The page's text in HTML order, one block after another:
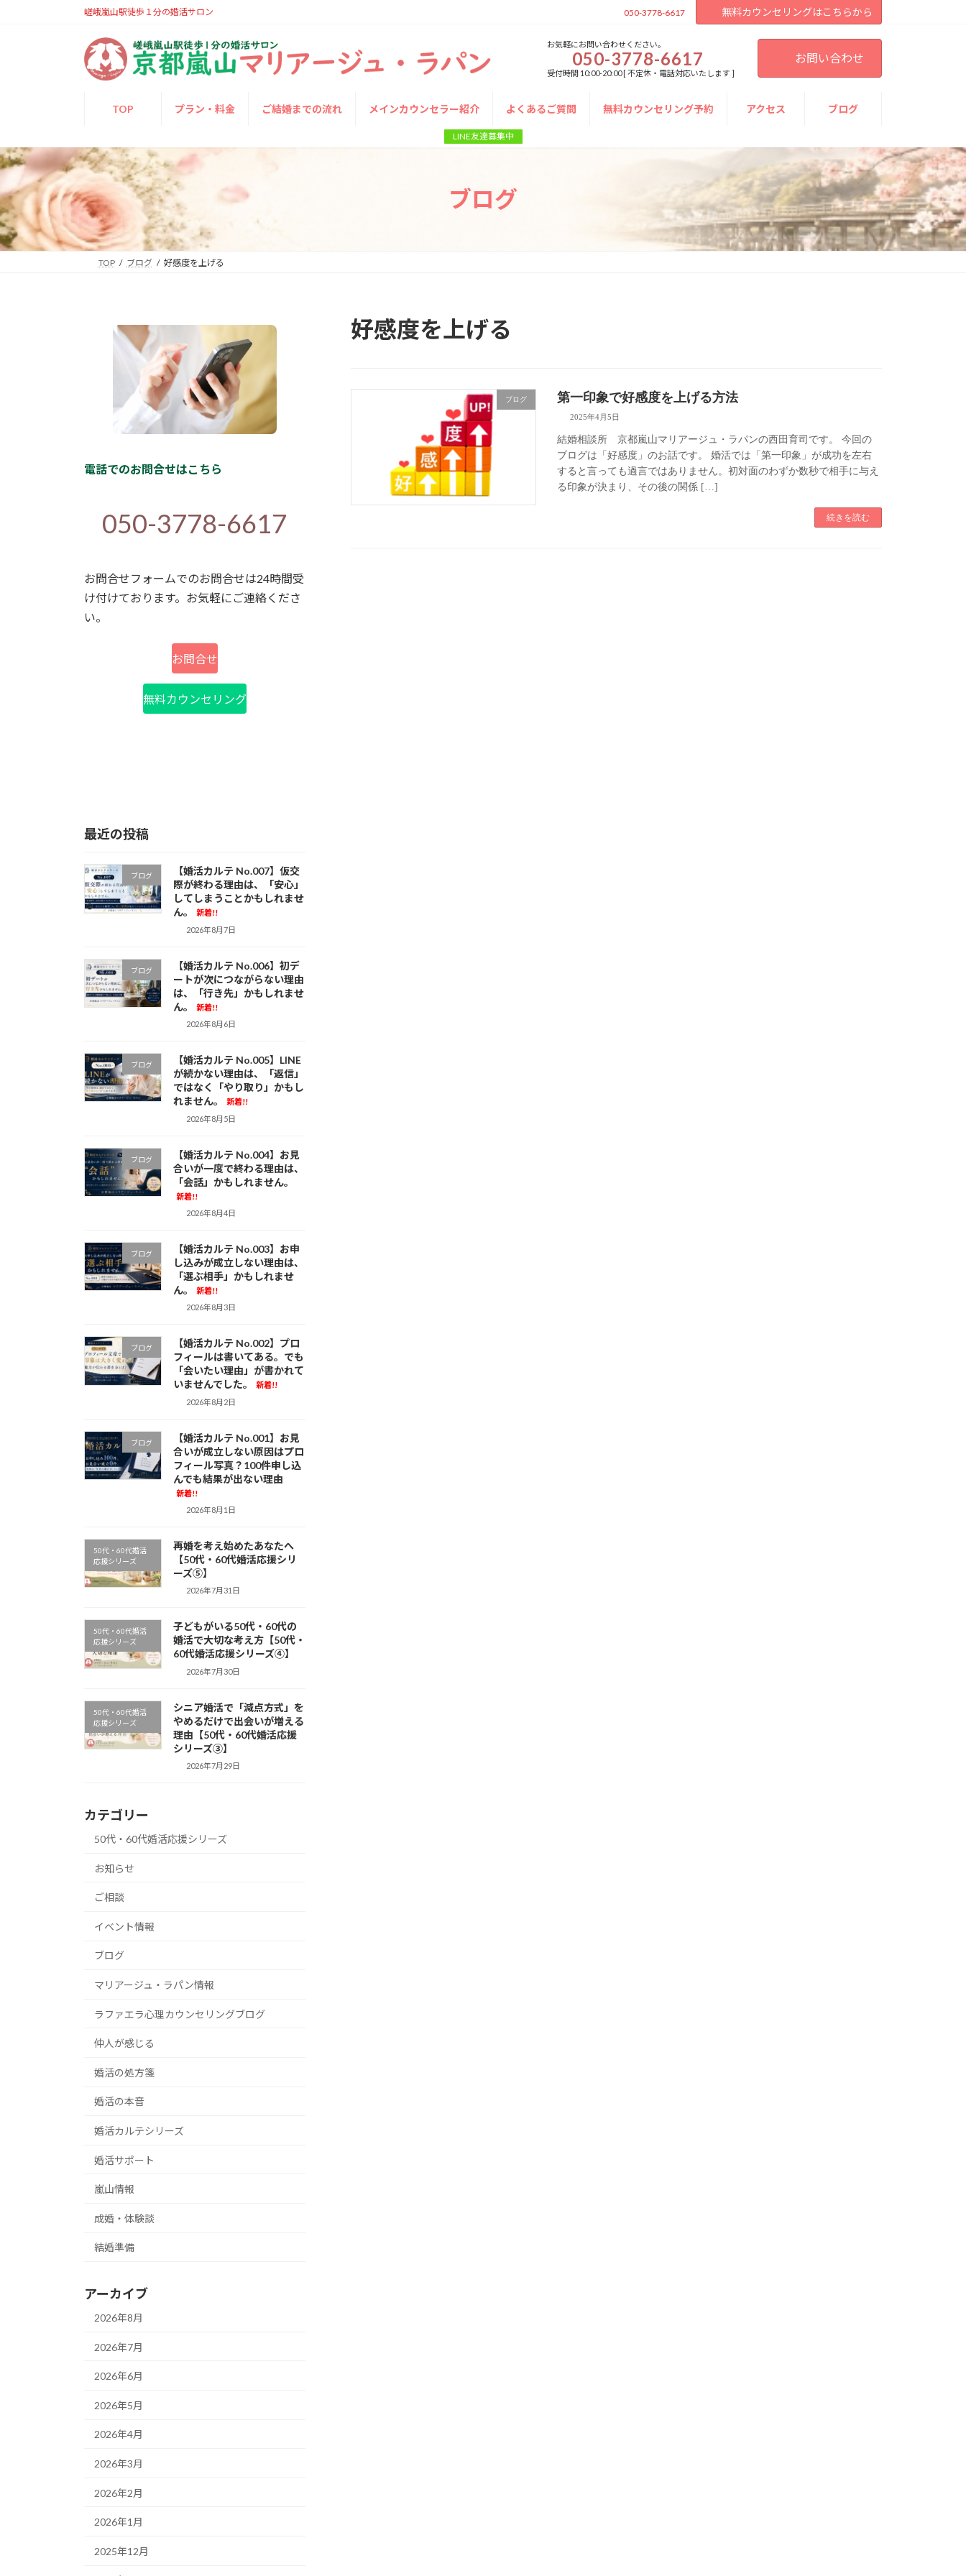
ッ
プ
移
動
嵯峨嵐山駅徒歩１分の婚活サロン 050-3778-6617 無料カウンセリングはこちらから
お気軽にお問い合わせください。
050-3778-6617
受付時間 10:00-20:00 [ 不定休・電話対応いたします ]
お問い合わせ
TOP プラン・料金 ご結婚までの流れ メインカウンセラー紹介 よくあるご質問 無料カウンセリング予約 アクセス ブログ
LINE友達募集中
ブログ
TOP ブログ 好感度を上げる
好感度を上げる
ブログ 第一印象で好感度を上げる方法
2025年4月5日
結婚相談所 京都嵐山マリアージュ・ラパンの西田育司です。 今回の
ブログは「好感度」のお話です。 婚活では「第一印象」が成功を左右
すると言っても過言ではありません。初対面のわずか数秒で相手に与え
る印象が決まり、その後の関係 […]
続きを読む
電話でのお問合せはこちら
050-3778-6617
お問合せフォームでのお問合せは24時間受
け付けております。お気軽にご連絡くださ
い。
お問合せ
無料カウンセリング
最近の投稿
ブログ
【婚活カルテ No.007】仮交
際が終わる理由は、「安心」
してしまうことかもしれませ
ん。
新着!!
2026年8月7日
ブログ
【婚活カルテ No.006】初デ
ートが次につながらない理由
は、「行き先」かもしれませ
ん。
新着!!
2026年8月6日
ブログ
【婚活カルテ No.005】LINE
が続かない理由は、「返信」
ではなく「やり取り」かもし
れません。
新着!!
2026年8月5日
ブログ
【婚活カルテ No.004】お見
合いが一度で終わる理由は、
「会話」かもしれません。
新着!!
2026年8月4日
ブログ
【婚活カルテ No.003】お申
し込みが成立しない理由は、
「選ぶ相手」かもしれませ
ん。
新着!!
2026年8月3日
ブログ
【婚活カルテ No.002】プロ
フィールは書いてある。でも
「会いたい理由」が書かれて
いませんでした。
新着!!
2026年8月2日
ブログ
【婚活カルテ No.001】お見
合いが成立しない原因はプロ
フィール写真？100件申し込
んでも結果が出ない理由
新着!!
2026年8月1日
50代・60代婚活
応援シリーズ
再婚を考え始めたあなたへ
【50代・60代婚活応援シリ
ーズ⑤】
2026年7月31日
50代・60代婚活
応援シリーズ
子どもがいる50代・60代の
婚活で大切な考え方【50代・
60代婚活応援シリーズ④】
2026年7月30日
50代・60代婚活
応援シリーズ
シニア婚活で「減点方式」を
やめるだけで出会いが増える
理由【50代・60代婚活応援
シリーズ③】
2026年7月29日
カテゴリー
50代・60代婚活応援シリーズ
お知らせ
ご相談
イベント情報
ブログ
マリアージュ・ラパン情報
ラファエラ心理カウンセリングブログ
仲人が感じる
婚活の処方箋
婚活の本音
婚活カルテシリーズ
婚活サポート
嵐山情報
成婚・体験談
結婚準備
アーカイブ
2026年8月
2026年7月
2026年6月
2026年5月
2026年4月
2026年3月
2026年2月
2026年1月
2025年12月